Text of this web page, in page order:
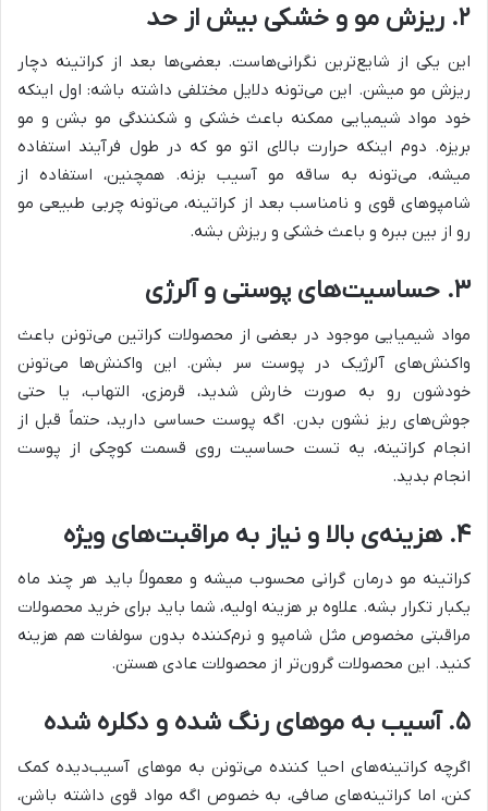
۲. ریزش مو و خشکی بیش از حد
این یکی از شایع‌ترین نگرانی‌هاست. بعضی‌ها بعد از کراتینه دچار
ریزش مو میشن. این می‌تونه دلایل مختلفی داشته باشه: اول اینکه
خود مواد شیمیایی ممکنه باعث خشکی و شکنندگی مو بشن و مو
بریزه. دوم اینکه حرارت بالای اتو مو که در طول فرآیند استفاده
میشه، می‌تونه به ساقه مو آسیب بزنه. همچنین، استفاده از
شامپوهای قوی و نامناسب بعد از کراتینه، می‌تونه چربی طبیعی مو
رو از بین ببره و باعث خشکی و ریزش بشه.
۳. حساسیت‌های پوستی و آلرژی
مواد شیمیایی موجود در بعضی از محصولات کراتین می‌تونن باعث
واکنش‌های آلرژیک در پوست سر بشن. این واکنش‌ها می‌تونن
خودشون رو به صورت خارش شدید، قرمزی، التهاب، یا حتی
جوش‌های ریز نشون بدن. اگه پوست حساسی دارید، حتماً قبل از
انجام کراتینه، یه تست حساسیت روی قسمت کوچکی از پوست
انجام بدید.
۴. هزینه‌ی بالا و نیاز به مراقبت‌های ویژه
کراتینه مو درمان گرانی محسوب میشه و معمولاً باید هر چند ماه
یکبار تکرار بشه. علاوه بر هزینه اولیه، شما باید برای خرید محصولات
مراقبتی مخصوص مثل شامپو و نرم‌کننده بدون سولفات هم هزینه
کنید. این محصولات گرون‌تر از محصولات عادی هستن.
۵. آسیب به موهای رنگ شده و دکلره شده
اگرچه کراتینه‌های احیا کننده می‌تونن به موهای آسیب‌دیده کمک
کنن، اما کراتینه‌های صافی، به خصوص اگه مواد قوی داشته باشن،